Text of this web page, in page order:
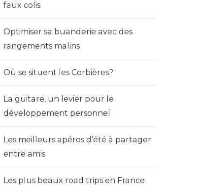
faux colis
Optimiser sa buanderie avec des
rangements malins
Où se situent les Corbières?
La guitare, un levier pour le
développement personnel
Les meilleurs apéros d’été à partager
entre amis
Les plus beaux road trips en France